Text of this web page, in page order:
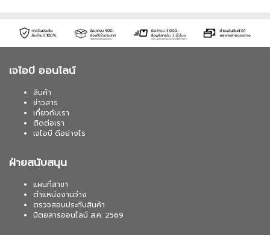
เจไอบี ออนไลน์
สินค้า
ข่าวสาร
เกี่ยวกับเรา
ติดต่อเรา
เจไอบี ดีอย่างไร
ฝ่ายสนับสนุน
แผนที่สาขา
ตำแหน่งงานว่าง
ตรวจสอบประกันสินค้า
นิตยสารออนไลน์ ส.ค. 2569